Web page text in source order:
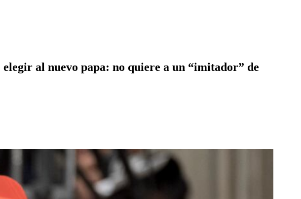
al nuevo papa: no quiere a un “imitador” de